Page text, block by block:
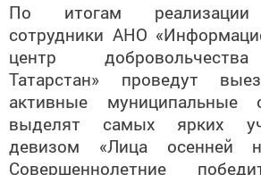
По итогам реализации
сотрудники АНО
центр
Татарстан» проведут
активные муниципальные
выделят самых ярких
девизом «Лица осенней
Совершеннолетние